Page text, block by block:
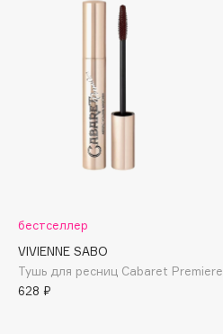
Boadicea The Victorious
BOOMSHOP
Brunello Cucinelli
бестселлер
VIVIENNE SABO
Тушь для ресниц Cabaret Premiere
628 ₽